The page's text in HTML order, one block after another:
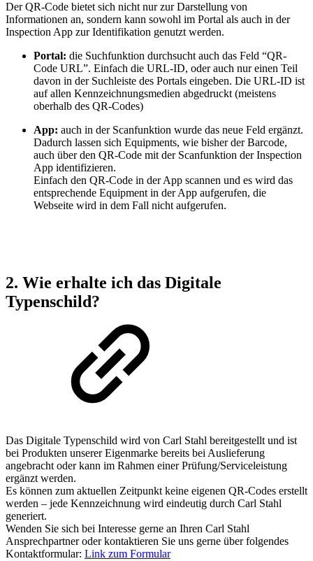
Der QR-Code bietet sich nicht nur zur Darstellung von
Informationen an, sondern kann sowohl im Portal als auch in der
Inspection App zur Identifikation genutzt werden.
Portal: die Suchfunktion durchsucht auch das Feld “QR-
Code URL”. Einfach die URL-ID, oder auch nur einen Teil
davon in der Suchleiste des Portals eingeben. Die URL-ID ist
auf allen Kennzeichnungsmedien abgedruckt (meistens
oberhalb des QR-Codes)
App: auch in der Scanfunktion wurde das neue Feld ergänzt.
Dadurch lassen sich Equipments, wie bisher der Barcode,
auch über den QR-Code mit der Scanfunktion der Inspection
App identifizieren.
Einfach den QR-Code in der App scannen und es wird das
entsprechende Equipment in der App aufgerufen, die
Webseite wird in dem Fall nicht aufgerufen.
2. Wie erhalte ich das Digitale
Typenschild?
Das Digitale Typenschild wird von Carl Stahl bereitgestellt und ist
bei Produkten unserer Eigenmarke bereits bei Auslieferung
angebracht oder kann im Rahmen einer Prüfung/Serviceleistung
ergänzt werden.
Es können zum aktuellen Zeitpunkt keine eigenen QR‑Codes erstellt
werden – jede Kennzeichnung wird eindeutig durch Carl Stahl
generiert.
Wenden Sie sich bei Interesse gerne an Ihren Carl Stahl
Ansprechpartner oder kontaktieren Sie uns gerne über folgendes
Kontaktformular: Link zum Formular